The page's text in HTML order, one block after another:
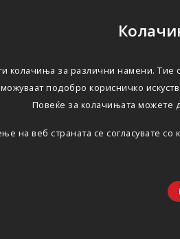
колачиња за различни намени.
подобро корисничко
Повеќе за колачињата можете
на веб страната се согласувате